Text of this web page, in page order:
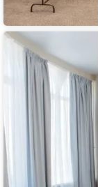
Kiparis
Resort